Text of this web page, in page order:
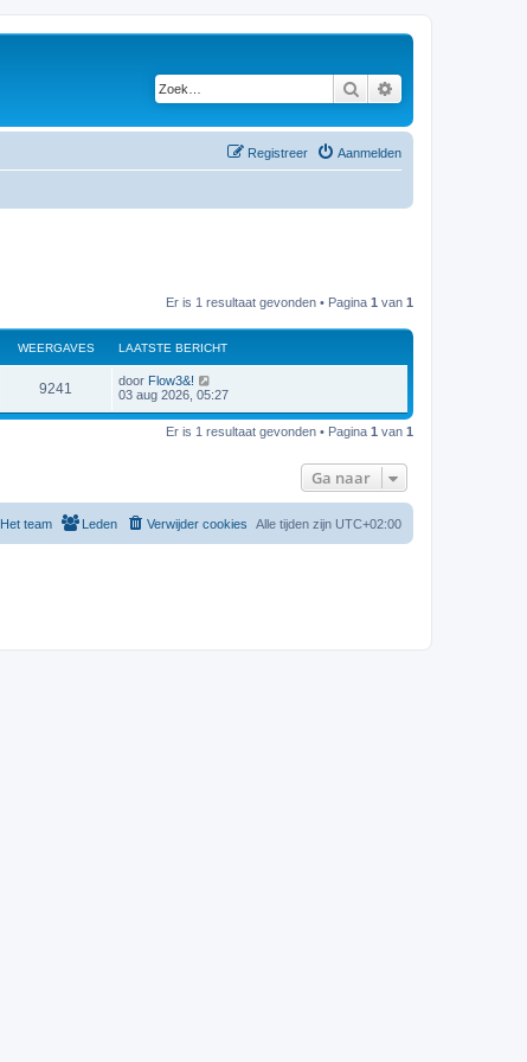
Zoek
Aanmelden
Registreer
Er is 1 resultaat gevonden • Pagina 1 van 1
WEERGAVES LAATSTE BERICHT
9241 door Flow3&!
03 aug 2026, 05:27
Er is 1 resultaat gevonden • Pagina 1 van 1
Ga naar
Alle tijden zijn UTC+02:00
Verwijder cookies
Leden
Het team